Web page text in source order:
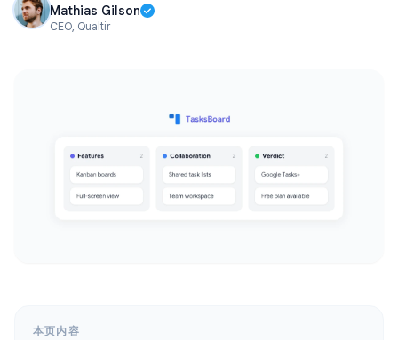
Mathias Gilson
CEO, Qualtir
本页内容